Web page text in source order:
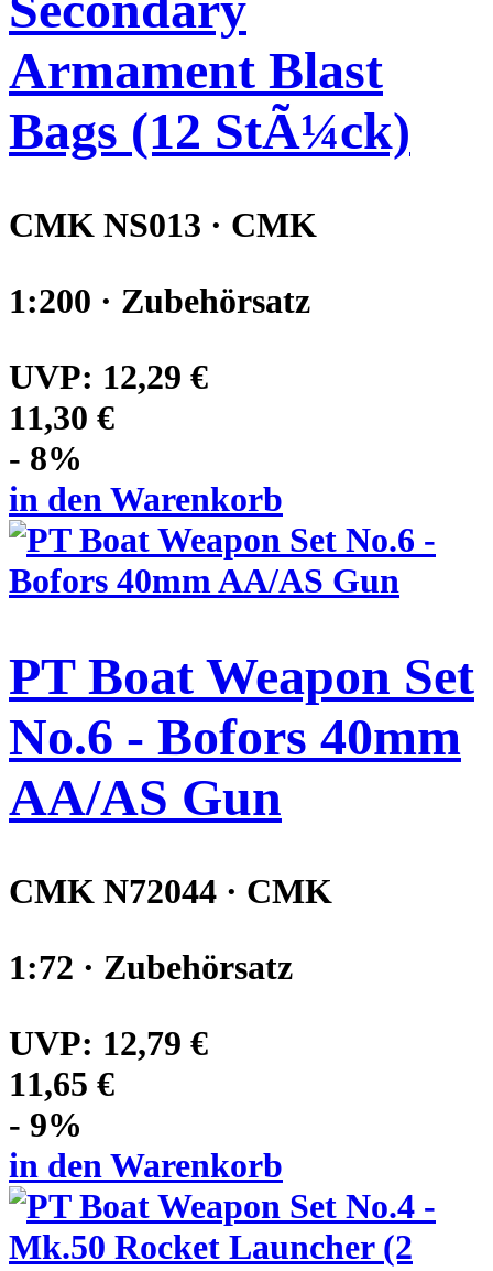
Armament Blast
Bags (12 StÃ¼ck)
CMK NS013 · CMK
1:200 · Zubehörsatz
UVP: 12,29 €
11,30 €
- 8%
in den Warenkorb
PT Boat Weapon Set
No.6 - Bofors 40mm
AA/AS Gun
CMK N72044 · CMK
1:72 · Zubehörsatz
UVP: 12,79 €
11,65 €
- 9%
in den Warenkorb